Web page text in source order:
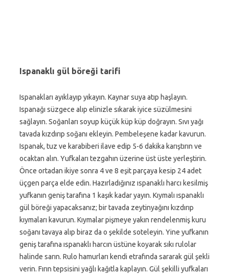
Ispanaklı gül böreği tarifi
Ispanakları ayıklayıp yıkayın. Kaynar suya atıp haşlayın.
Ispanağı süzgece alıp elinizle sıkarak iyice süzülmesini
sağlayın. Soğanları soyup küçük küp küp doğrayın. Sıvı yağı
tavada kızdırıp soğanı ekleyin. Pembeleşene kadar kavurun.
Ispanak, tuz ve karabiberi ilave edip 5-6 dakika karıştırın ve
ocaktan alın. Yufkaları tezgahın üzerine üst üste yerleştirin.
Önce ortadan ikiye sonra 4 ve 8 eşit parçaya kesip 24 adet
üçgen parça elde edin. Hazırladığınız ıspanaklı harcı kesilmiş
yufkanın geniş tarafına 1 kaşık kadar yayın. Kıymalı ıspanaklı
gül böreği yapacaksanız; bir tavada zeytinyağını kızdırıp
kıymaları kavurun. Kıymalar pişmeye yakın rendelenmiş kuru
soğanı tavaya alıp biraz da o şekilde soteleyin. Yine yufkanın
geniş tarafına ıspanaklı harcın üstüne koyarak sıkı rulolar
halinde sarın. Rulo hamurları kendi etrafında sararak gül şekli
verin. Fırın tepsisini yağlı kağıtla kaplayın. Gül şekilli yufkaları